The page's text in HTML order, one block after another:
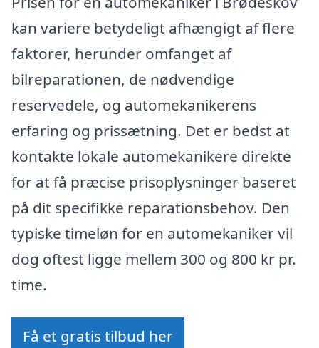
kan variere betydeligt afhængigt af flere
faktorer, herunder omfanget af
bilreparationen, de nødvendige
reservedele, og automekanikerens
erfaring og prissætning. Det er bedst at
kontakte lokale automekanikere direkte
for at få præcise prisoplysninger baseret
på dit specifikke reparationsbehov. Den
typiske timeløn for en automekaniker vil
dog oftest ligge mellem 300 og 800 kr pr.
time.
Få et gratis tilbud her